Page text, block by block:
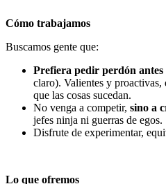
Cómo trabajamos
Buscamos gente que:
Prefiera pedir perdón antes
claro). Valientes y proactivas,
que las cosas sucedan.
No venga a competir, sino a
jefes ninja ni guerras de egos.
Disfrute de experimentar,
Lo que ofremos